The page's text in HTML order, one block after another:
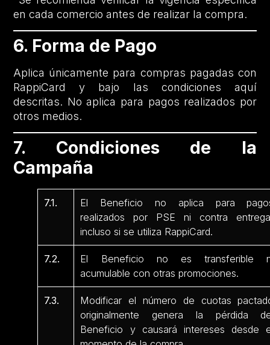
en cada comercio antes de realizar la compra.
6. Forma de Pago
Aplica únicamente para compras pagadas con
RappiCard y bajo las condiciones aquí
descritas. No aplica para pagos realizados por
otros medios.
7. Condiciones de la
Campaña
7.1.
El Beneficio no aplica para
realizados por PSE ni contra
incluso si se utiliza RappiCard.
7.2.
El Beneficio no es transferible
acumulable con otras promociones.
7.3.
Modificar el número de cuotas
originalmente genera la pérdida
Beneficio y causará intereses desde